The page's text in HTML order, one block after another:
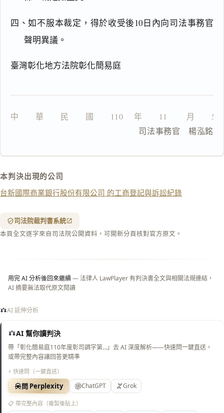
四、如不服本裁定，得於收受後10日內向司法事務官
聲明異議。
臺灣彰化地方法院彰化簡易庭
中　　華　　民　　國　　110 　年　　11 　　月　　5
                     司法事務官　楊泓銘
本判決出現的公司
台新國際商業銀行股份有限公司 的工商登記與訴訟紀錄
司法院裁判書系統
本頁全文逐字來自司法院公開資料，可開新分頁核對官方原文。
用完 AI 分析後回來繼續— 法律人 LawPlayer 有判決書全文與相關法規連結，
AI 摘要無法取代原文閱讀
AI 延伸分析
AI 幫你讀判決
帶「彰化簡易庭110年度彰司調字第…」去 AI 深度解析——快速問一鍵直送，
或帶完整內容讓回答更精準
⚡ 快速問（一鍵直送）
問 Perplexity ChatGPT Grok
📋 帶完整內容（複製後貼上）
全